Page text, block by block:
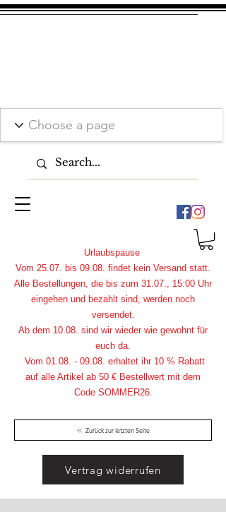
Zurück zur letzten Seite
Urlaubspause
Vom 25.07. bis 09.08. findet kein Versand statt.
Alle Bestellungen, die bis zum 31.07., 15:00 Uhr
eingehen und bezahlt sind, werden noch
versendet.
Ab dem 10.08. sind wir wieder wie gewohnt für
euch da.
Vom 01.08. - 09.08. erhaltet ihr 10 % Rabatt
auf alle Artikel ab 50 € Bestellwert mit dem
Code SOMMER26.
Vertrag widerrufen